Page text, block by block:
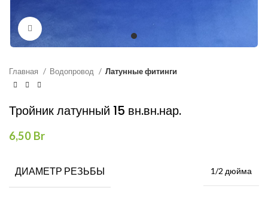
Главная Водопровод Латунные фитинги
Тройник латунный 15 вн.вн.нар.
6,50 Br
ДИАМЕТР РЕЗЬБЫ 1/2 дюйма